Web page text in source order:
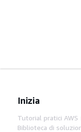
Inizia
Tutorial pratici AWS
Biblioteca di